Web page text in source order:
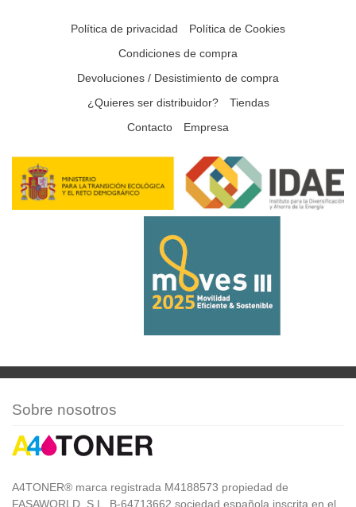
Política de privacidad
Política de Cookies
Condiciones de compra
Devoluciones / Desistimiento de compra
¿Quieres ser distribuidor?
Tiendas
Contacto
Empresa
Sobre nosotros
A4TONER® marca registrada M4188573 propiedad de
FASAWORLD, S.L. B-64713662 sociedad española inscrita en el